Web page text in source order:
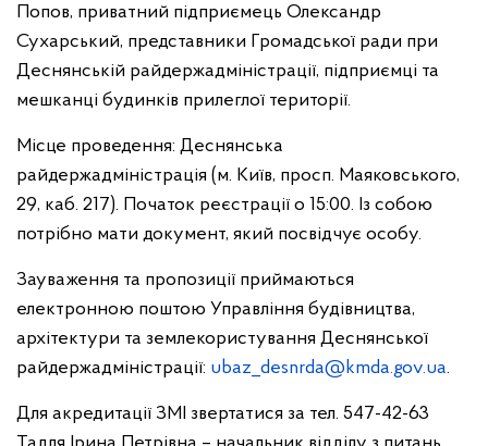
Попов, приватний підприємець Олександр
Сухарський, представники Громадської ради при
Деснянській райдержадміністрації, підприємці та
мешканці будинків прилеглої території.
Місце проведення: Деснянська
райдержадміністрація (м. Київ, просп. Маяковського,
29, каб. 217). Початок реєстрації о 15:00. Із собою
потрібно мати документ, який посвідчує особу.
Зауваження та пропозиції приймаються
електронною поштою Управління будівництва,
архітектури та землекористування Деснянської
райдержадміністрації: ubaz_desnrda@kmda.gov.ua.
Для акредитації ЗМІ звертатися за тел. 547-42-63